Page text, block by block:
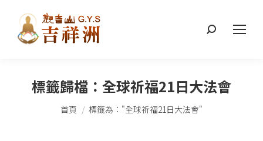
搜
標籤歸檔： 全球祈福21日大法會
您在這裡：
首頁 標籤為："全球祈福21日大法會"